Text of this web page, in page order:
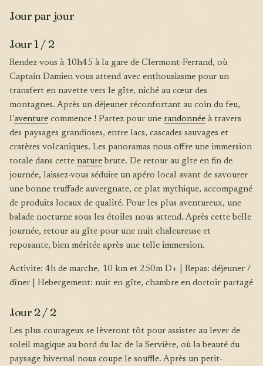
Jour par jour
Jour 1 / 2
Rendez-vous à 10h45 à la gare de Clermont-Ferrand, où
Captain Damien vous attend avec enthousiasme pour un
transfert en navette vers le gîte, niché au cœur des
montagnes. Après un déjeuner réconfortant au coin du feu,
l’aventure commence ! Partez pour une randonnée à travers
des paysages grandioses, entre lacs, cascades sauvages et
cratères volcaniques. Les panoramas nous offre une immersion
totale dans cette nature brute. De retour au gîte en fin de
journée, laissez-vous séduire un apéro local avant de savourer
une bonne truffade auvergnate, ce plat mythique, accompagné
de produits locaux de qualité. Pour les plus aventureux, une
balade nocturne sous les étoiles nous attend. Après cette belle
journée, retour au gîte pour une nuit chaleureuse et
reposante, bien méritée après une telle immersion.
Activite: 4h de marche, 10 km et 250m D+ | Repas: déjeuner /
dîner | Hebergement: nuit en gîte, chambre en dortoir partagé
Jour 2 / 2
Les plus courageux se lèveront tôt pour assister au lever de
soleil magique au bord du lac de la Servière, où la beauté du
paysage hivernal nous coupe le souffle. Après un petit-